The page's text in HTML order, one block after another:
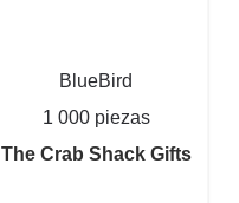
BlueBird
1 000 piezas
The Crab Shack Gifts